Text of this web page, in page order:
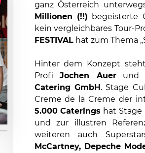
ganz Österreich
Millionen (!!) begeisterte
kein vergleichbares Tour-
FESTIVALhat zum Thema
Hinter dem Konzept
ProfiJochen Auerund
Catering GmbH . Stage
Creme de la Creme der
5.000 Caterings hat
und zur illustren
weiteren auch
McCartney, Depeche